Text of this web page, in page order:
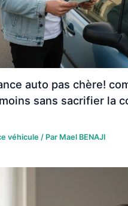
auto pas chère!
sans sacrifier la
véhicule / Par Mael BENAJI